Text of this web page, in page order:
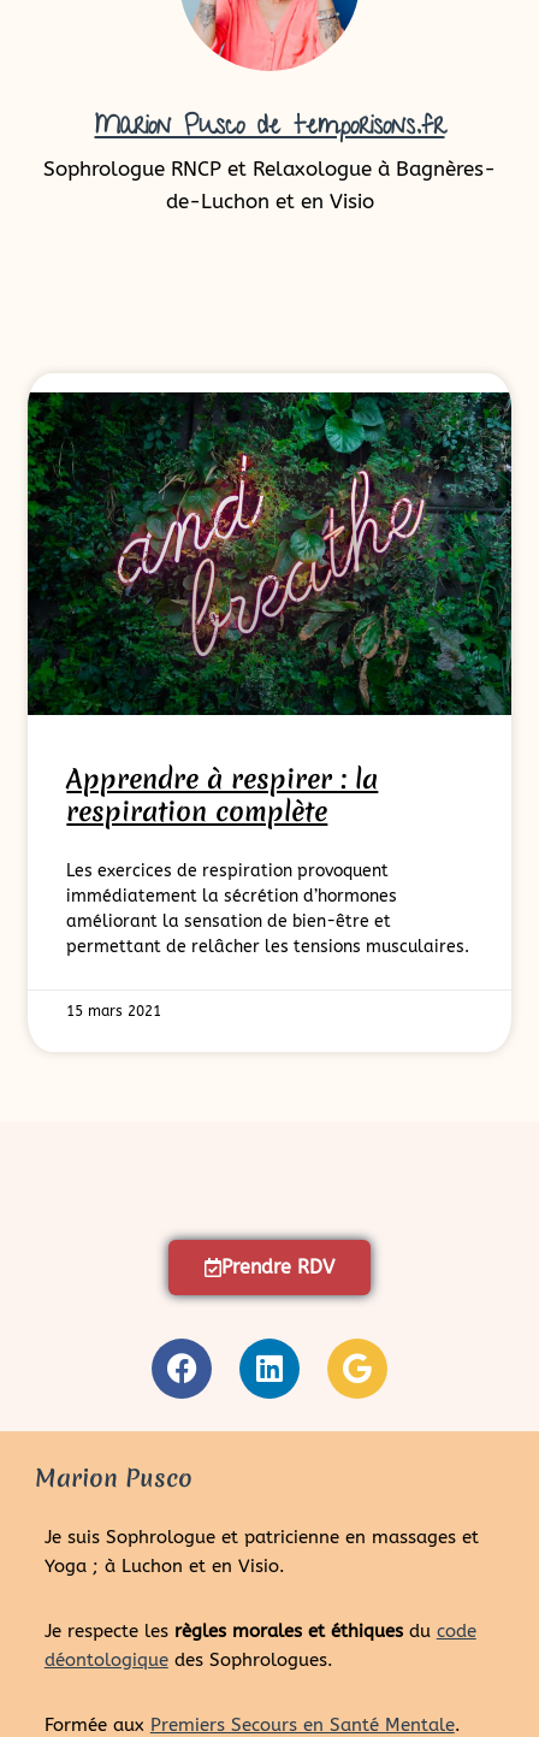
Marion Pusco de temporisons.fr
Sophrologue RNCP et Relaxologue à Bagnères-
de-Luchon et en Visio
Apprendre à respirer : la
respiration complète
Les exercices de respiration provoquent
immédiatement la sécrétion d’hormones
améliorant la sensation de bien-être et
permettant de relâcher les tensions musculaires.
15 mars 2021
Prendre RDV
Marion Pusco
Je suis Sophrologue et patricienne en massages et
Yoga ; à Luchon et en Visio.
Je respecte les règles morales et éthiquesdu code
déontologiquedes Sophrologues.
Formée aux Premiers Secours en Santé Mentale.